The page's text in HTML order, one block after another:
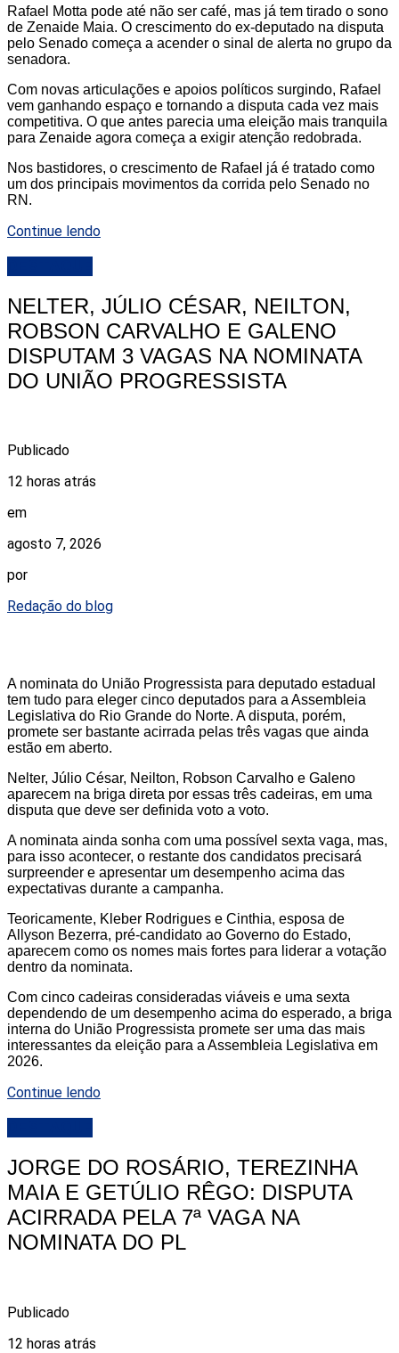
Rafael Motta pode até não ser café, mas já tem tirado o sono
de Zenaide Maia. O crescimento do ex-deputado na disputa
pelo Senado começa a acender o sinal de alerta no grupo da
senadora.
Com novas articulações e apoios políticos surgindo, Rafael
vem ganhando espaço e tornando a disputa cada vez mais
competitiva. O que antes parecia uma eleição mais tranquila
para Zenaide agora começa a exigir atenção redobrada.
Nos bastidores, o crescimento de Rafael já é tratado como
um dos principais movimentos da corrida pelo Senado no
RN.
Continue lendo
NELTER, JÚLIO CÉSAR, NEILTON,
ROBSON CARVALHO E GALENO
DISPUTAM 3 VAGAS NA NOMINATA
DO UNIÃO PROGRESSISTA
Publicado
12 horas atrás
em
agosto 7, 2026
por
Redação do blog
A nominata do União Progressista para deputado estadual
tem tudo para eleger cinco deputados para a Assembleia
Legislativa do Rio Grande do Norte. A disputa, porém,
promete ser bastante acirrada pelas três vagas que ainda
estão em aberto.
Nelter, Júlio César, Neilton, Robson Carvalho e Galeno
aparecem na briga direta por essas três cadeiras, em uma
disputa que deve ser definida voto a voto.
A nominata ainda sonha com uma possível sexta vaga, mas,
para isso acontecer, o restante dos candidatos precisará
surpreender e apresentar um desempenho acima das
expectativas durante a campanha.
Teoricamente, Kleber Rodrigues e Cinthia, esposa de
Allyson Bezerra, pré-candidato ao Governo do Estado,
aparecem como os nomes mais fortes para liderar a votação
dentro da nominata.
Com cinco cadeiras consideradas viáveis e uma sexta
dependendo de um desempenho acima do esperado, a briga
interna do União Progressista promete ser uma das mais
interessantes da eleição para a Assembleia Legislativa em
2026.
Continue lendo
JORGE DO ROSÁRIO, TEREZINHA
MAIA E GETÚLIO RÊGO: DISPUTA
ACIRRADA PELA 7ª VAGA NA
NOMINATA DO PL
Publicado
12 horas atrás